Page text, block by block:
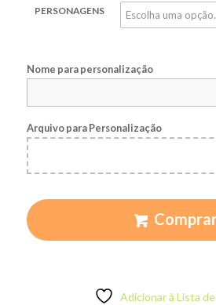
PERSONAGENS
Nome para personalização
Arquivo para Personalização
Adicionar à Lista